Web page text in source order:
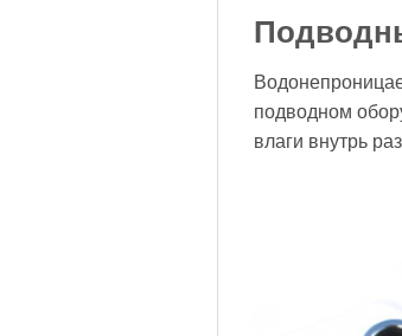
подводном
влаги внутрь